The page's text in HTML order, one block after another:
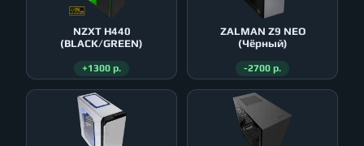
NZXT H440
(BLACK/GREEN)
+1300 р.
ZALMAN Z9 NEO
(Чёрный)
-2700 р.